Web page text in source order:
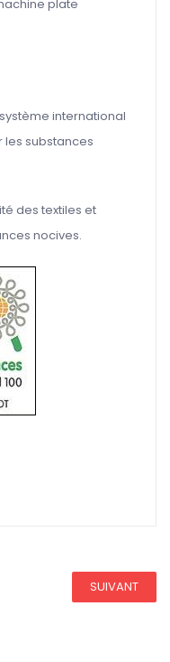
plate
international
substances
des textiles et
nocives.
SUIVANT